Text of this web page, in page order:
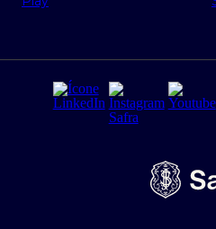
Regras e Parâmetros de
Segurança da Informação
Tarifas e serviços Pessoa Física
Transparência de remuneração
Derivativos
Agronegócios